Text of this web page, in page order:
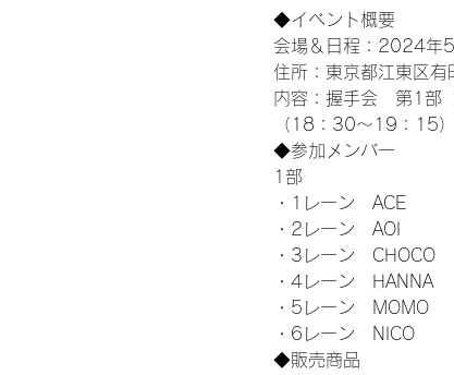
◆イベント概要
会場＆日程：2024年
住所：東京都江東区
内容：握手会　第1
（18：30～19：15）
◆参加メンバー
1部
・1レーン　ACE
・2レーン　AOI
・3レーン　CHOCO
・4レーン　HANNA
・5レーン　MOMO
・6レーン　NICO
◆販売商品